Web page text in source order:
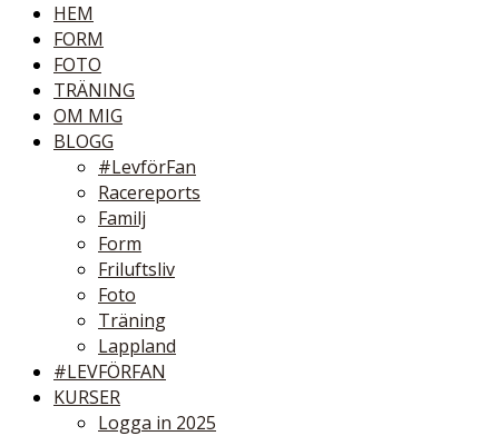
HEM
FORM
FOTO
TRÄNING
OM MIG
BLOGG
#LevförFan
Racereports
Familj
Form
Friluftsliv
Foto
Träning
Lappland
#LEVFÖRFAN
KURSER
Logga in 2025